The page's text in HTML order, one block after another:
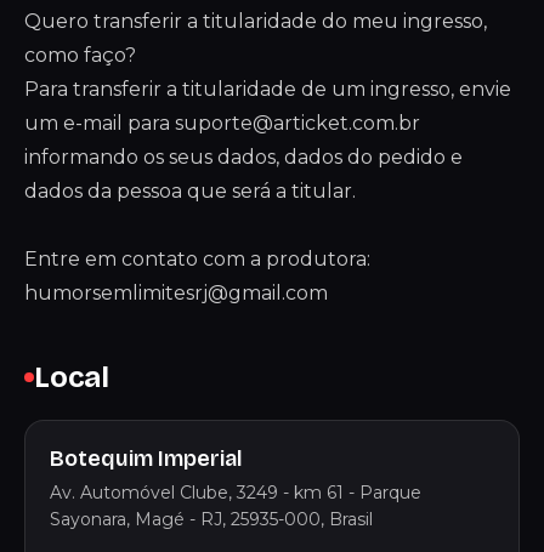
Quero transferir a titularidade do meu ingresso,
como faço?
Para transferir a titularidade de um ingresso, envie
um e-mail para suporte@articket.com.br
informando os seus dados, dados do pedido e
dados da pessoa que será a titular.
Entre em contato com a produtora:
humorsemlimitesrj@gmail.com
Local
Botequim Imperial
Av. Automóvel Clube, 3249 - km 61 - Parque
Sayonara, Magé - RJ, 25935-000, Brasil